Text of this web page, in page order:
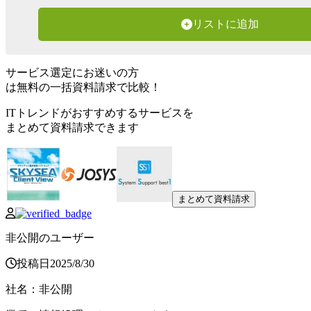
リストに追加
サービス選定にお迷いの方
は無料の一括資料請求で比較！
ITトレンドがおすすめするサービスを
まとめて資料請求できます
まとめて資料請求
非公開のユーザー
投稿日 2025/8/30
社名 ： 非公開